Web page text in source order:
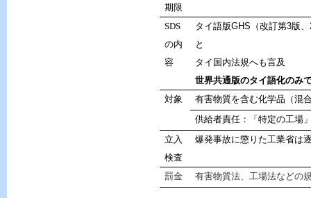
期限
SDS
の内
容
タイ語版GHS （改訂第3版、
と
タイ国内法規へも言及
世界共通版のタイ語化のみ
対象
有害物質を含む化学品（混
供給者責任：「特定の工場
立入
検査
爆発事故に懲りた工業省は
罰金 有害物質法、工場法などの